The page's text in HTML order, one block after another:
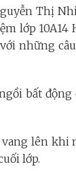
Thị
lớp 10A14
những
bất động
vang lên khi
lớp.